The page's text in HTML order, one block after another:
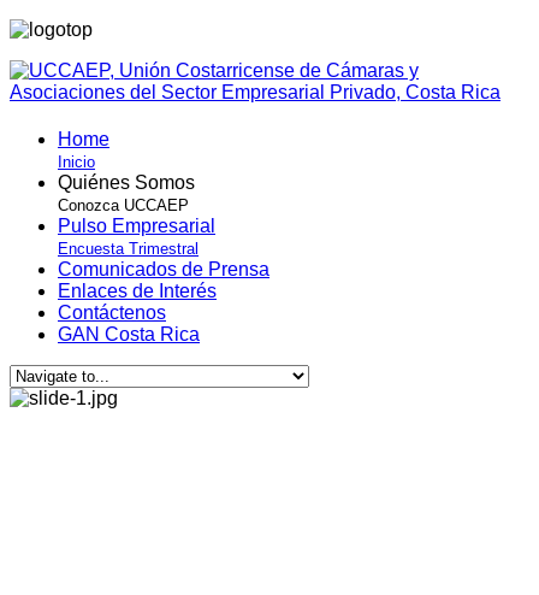
Home
Inicio
Quiénes Somos
Conozca UCCAEP
Pulso Empresarial
Encuesta Trimestral
Comunicados de Prensa
Enlaces de Interés
Contáctenos
GAN Costa Rica